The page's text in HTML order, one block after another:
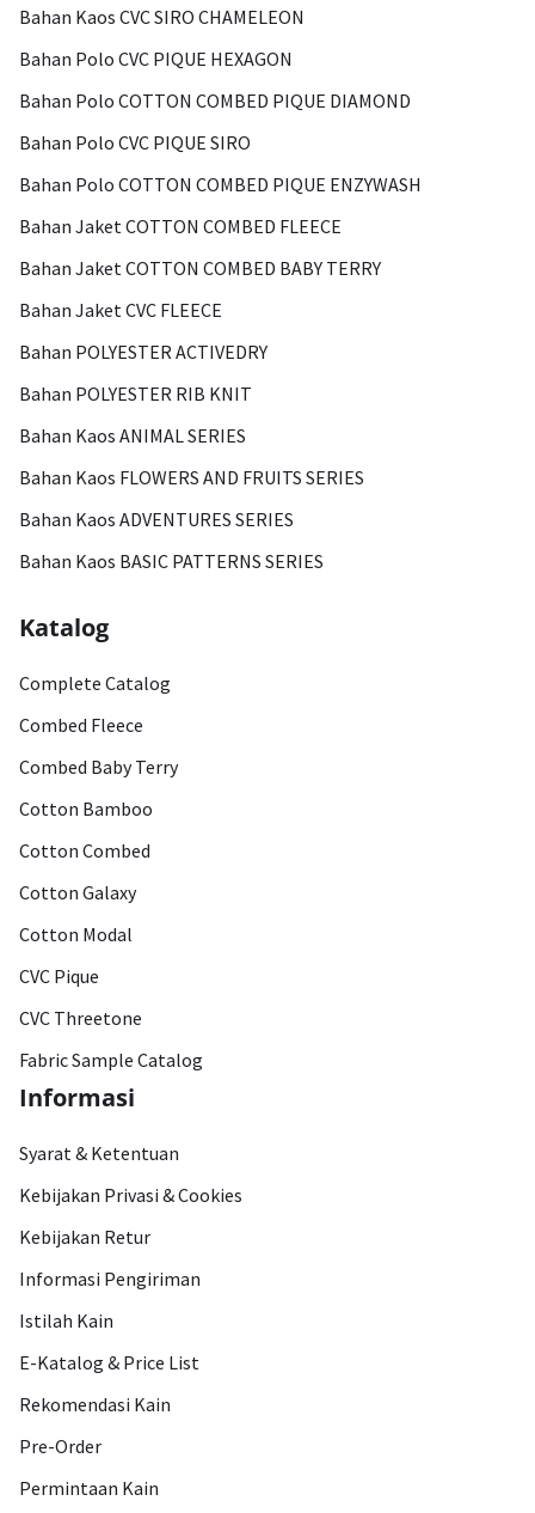
Bahan Kaos CVC SIRO CHAMELEON
Bahan Polo CVC PIQUE HEXAGON
Bahan Polo COTTON COMBED PIQUE DIAMOND
Bahan Polo CVC PIQUE SIRO
Bahan Polo COTTON COMBED PIQUE ENZYWASH
Bahan Jaket COTTON COMBED FLEECE
Bahan Jaket COTTON COMBED BABY TERRY
Bahan Jaket CVC FLEECE
Bahan POLYESTER ACTIVEDRY
Bahan POLYESTER RIB KNIT
Bahan Kaos ANIMAL SERIES
Bahan Kaos FLOWERS AND FRUITS SERIES
Bahan Kaos ADVENTURES SERIES
Bahan Kaos BASIC PATTERNS SERIES
Katalog
Complete Catalog
Combed Fleece
Combed Baby Terry
Cotton Bamboo
Cotton Combed
Cotton Galaxy
Cotton Modal
CVC Pique
CVC Threetone
Fabric Sample Catalog
Informasi
Syarat & Ketentuan
Kebijakan Privasi & Cookies
Kebijakan Retur
Informasi Pengiriman
Istilah Kain
E-Katalog & Price List
Rekomendasi Kain
Pre-Order
Permintaan Kain